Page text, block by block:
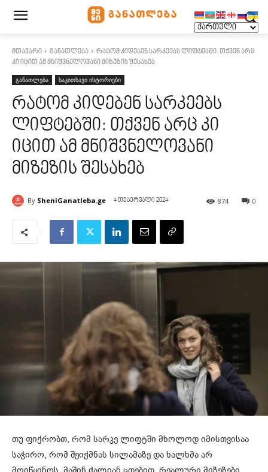
მთავარი განათლება
რატომ კიდებენ სარკეებს ლიფტებში: თქვენ არც
კი იცით ამ მნიშვნელოვანი მიზეზის შესახებ
განათლება საკითხავი ისტორიები
რატომ კიდებენ სარკეებს
ლიფტებში: თქვენ არც კი
იცით ამ მნიშვნელოვანი
მიზეზის შესახებ
By SheniGanatleba.ge 4 თებერვალი 2024 0
874
თუ ფიქრობთ, რომ სარკე ლიფტში მხოლოდ იმისთვისაა
საჭირო, რომ შეიქმნას სილამაზე და ხალხმა არ